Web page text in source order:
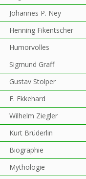
Johannes P. Ney
Henning Fikentscher
Humorvolles
Sigmund Graff
Gustav Stolper
E. Ekkehard
Wilhelm Ziegler
Kurt Brüderlin
Biographie
Mythologie